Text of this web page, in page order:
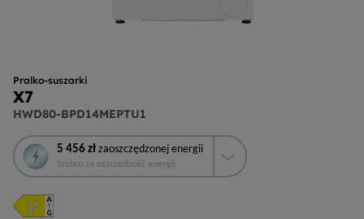
Pralko-suszarki
X7
HWD80-BPD14MEPTU1
5 456 zł zaoszczędzonej energii
Srebro za oszczędność energii
To
działanie
otworzy
narzędzie
do